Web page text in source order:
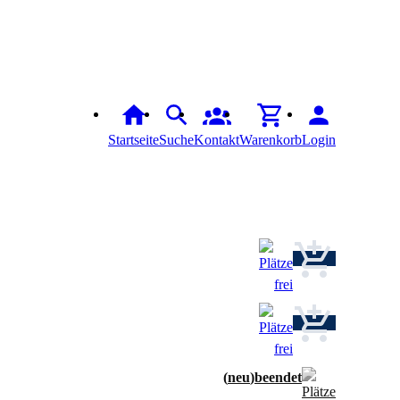
StartseiteSucheKontaktWarenkorbLogin
neu